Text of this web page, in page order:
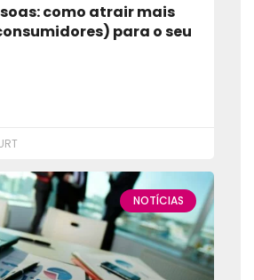
como atrair mais
para o seu
NOTÍCIAS